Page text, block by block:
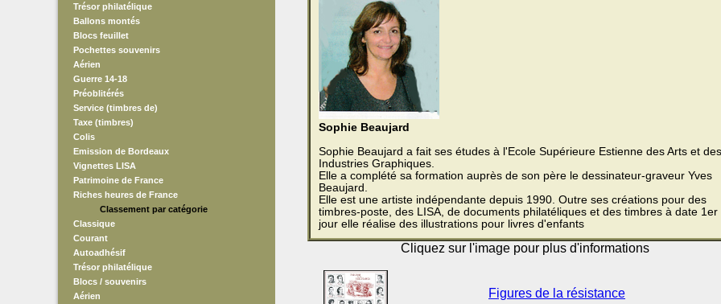
Trésor philatélique
Ballons montés
Blocs feuillet
Pochettes souvenirs
Aérien
Guerre 14-18
Préoblitérés
Service (timbres de)
Taxe (timbres)
Colis
Emission de Bordeaux
Vignettes LISA
Patrimoine de France
Riches heures de France
Classement par catégorie
Classique
Courant
Autoadhésif
Trésor philatélique
Blocs / souvenirs
Aérien
Sophie Beaujard
Sophie Beaujard a fait ses études à l'Ecole Supérieure Estienne des Arts et des
Industries Graphiques.
Elle a complété sa formation auprès de son père le dessinateur-graveur Yves
Beaujard.
Elle est une artiste indépendante depuis 1990. Outre ses créations pour des
timbres-poste, des LISA, de documents philatéliques et des timbres à date 1er
jour elle réalise des illustrations pour livres d'enfants
Cliquez sur l'image pour plus d'informations
Figures de la résistance